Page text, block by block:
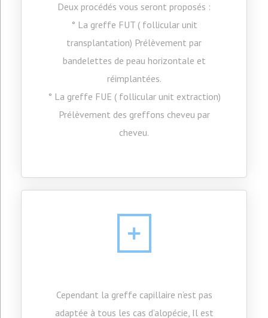
Deux procédés vous seront proposés :
° La greffe FUT ( follicular unit
transplantation) Prélèvement par
bandelettes de peau horizontale et
réimplantées.
° La greffe FUE ( follicular unit extraction)
Prélèvement des greffons cheveu par
cheveu.
Cependant la greffe capillaire n’est pas
adaptée à tous les cas d’alopécie, Il est